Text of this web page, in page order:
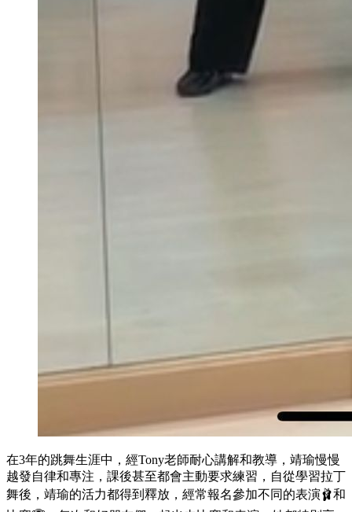
在3年的跳舞生涯中，經Tony老師耐心講解和教導，靖瑜慢慢
越發自律和專注，課後甚至都會主動要求練習，自從學習拉丁
舞後，靖瑜的活力都得到釋放，經常報名參加不同的表演🩰和